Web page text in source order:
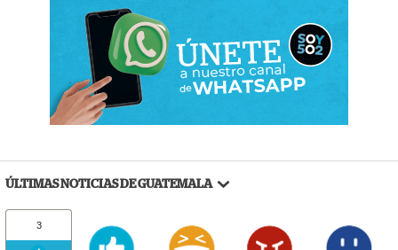
ÚLTIMAS NOTICIAS DE GUATEMALA
3